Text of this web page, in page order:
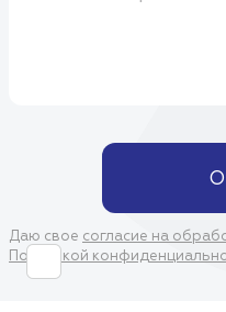
Даю свое согласие на
Политикой